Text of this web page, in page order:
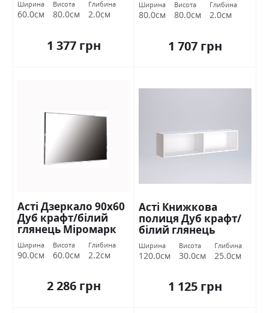
Ширина
60.0см
Висота
80.0см
Глибина
2.0см
1 377 грн
Ширина
80.0см
Висота
80.0см
Глибина
2.0см
1 707 грн
Асті Дзеркало 90х60
Дуб крафт/білий
глянець Міромарк
Ширина
90.0см
Висота
60.0см
Глибина
2.2см
2 286 грн
Асті Книжкова
полиця Дуб крафт/
білий глянець
Міромарк
Ширина
120.0см
Висота
30.0см
Глибина
25.0см
1 125 грн